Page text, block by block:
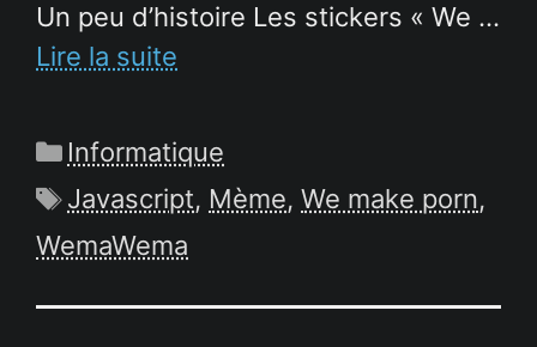
Un peu d’histoire Les stickers « We …
Lire la suite
Catégories
Informatique
Étiquettes
Javascript, Mème,We make porn,
WemaWema